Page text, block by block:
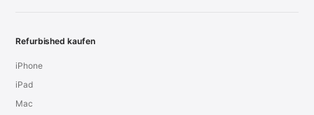
Refurbished kaufen
iPhone
iPad
Mac